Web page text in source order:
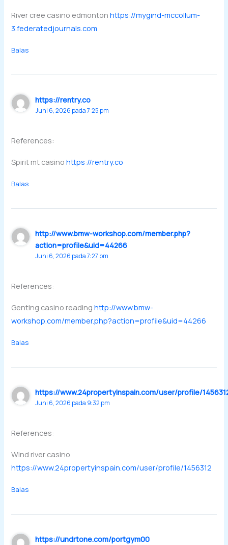
River cree casino edmontonhttps://mygind-mccollum-
3.federatedjournals.com
Balas
https://rentry.co
Juni 6, 2026 pada 7:25 pm
References:
Spirit mt casinohttps://rentry.co
Balas
http://www.bmw-workshop.com/member.php?
action=profile&uid=44266
Juni 6, 2026 pada 7:27 pm
References:
Genting casino readinghttp://www.bmw-
workshop.com/member.php?action=profile&uid=44266
Balas
https://www.24propertyinspain.com/user/profile/
Juni 6, 2026 pada 9:32 pm
References:
Wind river casino
https://www.24propertyinspain.com/user/profile/1456312
Balas
https://undrtone.com/portgym00